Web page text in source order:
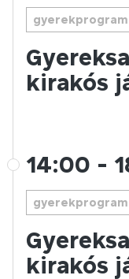
gyerekprogram
kirakós
14:00 -
gyerekprogram
kirakós